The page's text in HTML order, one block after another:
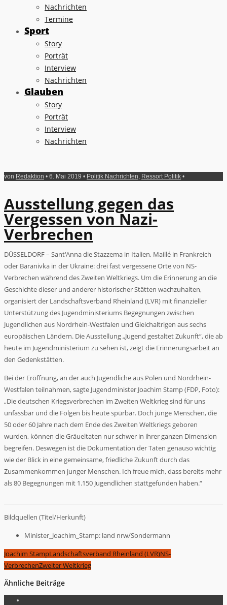
Nachrichten
Termine
Sport
Story
Porträt
Interview
Nachrichten
Glauben
Story
Porträt
Interview
Nachrichten
von Redaktion • 6. Mai 2019 • Politik Nachrichten Ressort Politik •
Ausstellung gegen das
Vergessen von Nazi-
Verbrechen
DÜSSELDORF – Sant‘Anna die Stazzema in Italien, Maillé in Frankreich
oder Baranivka in der Ukraine: drei fast vergessene Orte von NS-
Verbrechen während des Zweiten Weltkriegs. Um die Erinnerung an die
Geschichte dieser und anderer historischer Stätten wachzuhalten,
organisiert der Landschaftsverband Rheinland (LVR) mit finanzieller
Unterstützung des Jugendministeriums Begegnungen zwischen
Jugendlichen aus Nordrhein-Westfalen und Gleichaltrigen aus sechs
europäischen Ländern. Die Ausstellung „Jugend gestaltet Zukunft“, die ab
heute im Jugendministerium zu sehen ist, zeigt die Erinnerungsarbeit an
den Gedenkstätten.
Bei der Eröffnung, an der auch Jugendliche aus Polen und Nordrhein-
Westfalen teilnahmen, sagte Jugendminister Joachim Stamp (FDP, Foto):
„Die deutschen Kriegsverbrechen im Zweiten Weltkrieg sind für uns
unfassbar und die Folgen bis heute spürbar. Doch junge Menschen, die
50 oder 60 Jahre nach dem Ende des Zweiten Weltkriegs geboren
wurden, können die Gräueltaten nur schwer in ihrer ganzen Dimension
begreifen. Deswegen ist die Dokumentation der Taten genauso wichtig
wie der Blick in eine gemeinsame, friedliche Zukunft durch das
Zusammenkommen junger Menschen. Ich freue mich, dass bereits mehr
als 80 Begegnungen mit 1.150 Jugendlichen stattgefunden haben.“
Bildquellen (Titel/Herkunft)
Minister_Joachim_Stamp: land nrw/Sondermann
Joachim StampLandschaftsverband Rheinland (LVR)NS-
VerbrechenZweiter Weltkrieg
Ähnliche Beiträge